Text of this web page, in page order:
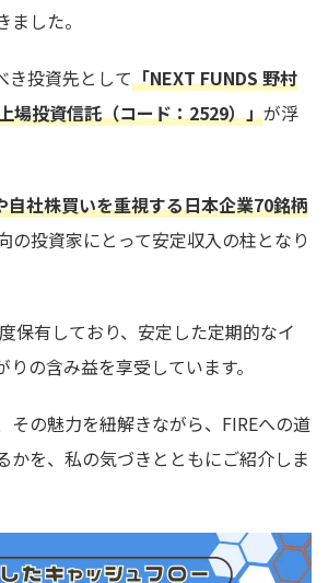
した。
き投資先として「NEXT FUNDS 野村
場投資信託（コード：2529）」が浮
自社株買いを重視する日本企業70銘柄
の投資家にとって安定収入の柱となり
保有しており、安定した定期的なイ
の含み益を享受しています。
その魅力を紐解きながら、FIREへの道
かを、私の気づきとともにご紹介しま